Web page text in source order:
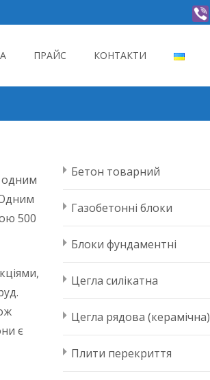
ПРАЙС КОНТАКТИ
одним
Одним
500
є
Бетон товарний
Газобетонні блоки
Блоки фундаментні
Цегла силікатна
Цегла рядова (керамічна)
Плити перекриття